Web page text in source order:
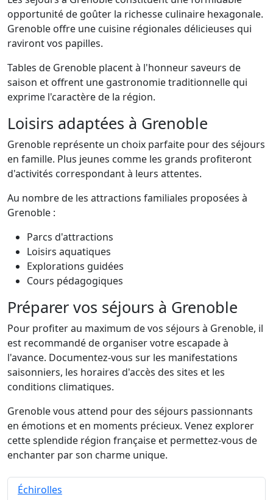
opportunité de goûter la richesse culinaire hexagonale.
Grenoble offre une cuisine régionales délicieuses qui
raviront vos papilles.
Tables de Grenoble placent à l'honneur saveurs de
saison et offrent une gastronomie traditionnelle qui
exprime l'caractère de la région.
Loisirs adaptées à Grenoble
Grenoble représente un choix parfaite pour des séjours
en famille. Plus jeunes comme les grands profiteront
d'activités correspondant à leurs attentes.
Au nombre de les attractions familiales proposées à
Grenoble :
Parcs d'attractions
Loisirs aquatiques
Explorations guidées
Cours pédagogiques
Préparer vos séjours à Grenoble
Pour profiter au maximum de vos séjours à Grenoble, il
est recommandé de organiser votre escapade à
l'avance. Documentez-vous sur les manifestations
saisonniers, les horaires d'accès des sites et les
conditions climatiques.
Grenoble vous attend pour des séjours passionnants
en émotions et en moments précieux. Venez explorer
cette splendide région française et permettez-vous de
enchanter par son charme unique.
Échirolles